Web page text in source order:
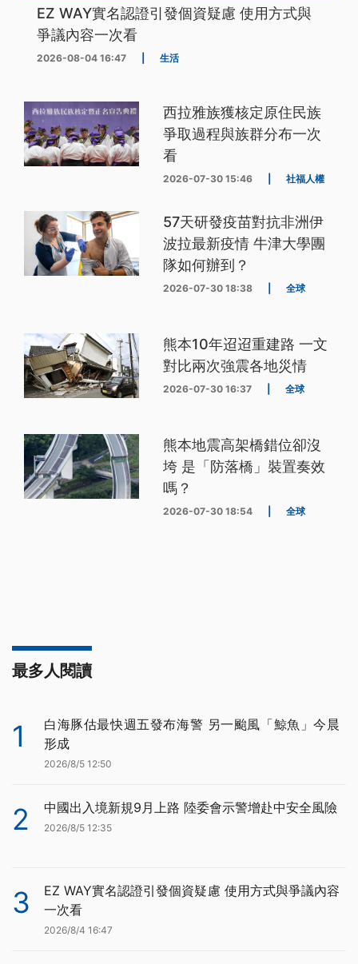
EZ WAY實名認證引發個資疑慮 使用方式與
爭議內容一次看
2026-08-04 16:47 生活
西拉雅族獲核定原住民族
爭取過程與族群分布一次
看
2026-07-30 15:46 社福人權
57天研發疫苗對抗非洲伊
波拉最新疫情 牛津大學團
隊如何辦到？
2026-07-30 18:38 全球
熊本10年迢迢重建路 一文
對比兩次強震各地災情
2026-07-30 16:37 全球
熊本地震高架橋錯位卻沒
垮 是「防落橋」裝置奏效
嗎？
2026-07-30 18:54 全球
最多人閱讀
1
白海豚估最快週五發布海警 另一颱風「鯨魚」今晨
形成
2026/8/5 12:50
2 中國出入境新規9月上路 陸委會示警增赴中安全風險
2026/8/5 12:35
3
EZ WAY實名認證引發個資疑慮 使用方式與爭議內容
一次看
2026/8/4 16:47